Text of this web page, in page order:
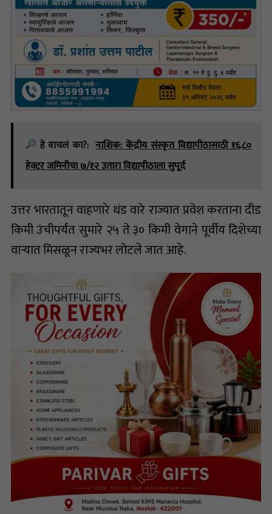
हे वाचलं का?: नाशिक: केंद्रीय संस्कृत विद्यापीठासाठी १६.८०
हेक्टर जमिनीचा ७/१२ उतारा विद्यापीठाला सुपूर्द
उत्तर भारतातून वाहणारे थंड वारे राज्यात प्रवेश करताना दीड
किमी उंचीपर्यंत सुमारे २५ ते ३० किमी वेगाने पूर्वीय दिशेच्या
वाऱ्यात मिसळून राज्यभर लोटले जात आहे.